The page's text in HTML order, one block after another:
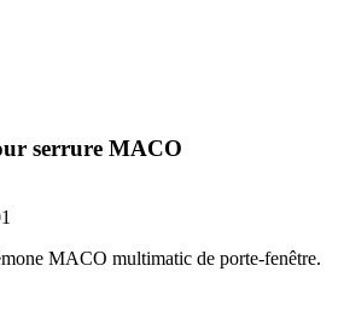
serrure MACO
MACO multimatic de porte-fenêtre.